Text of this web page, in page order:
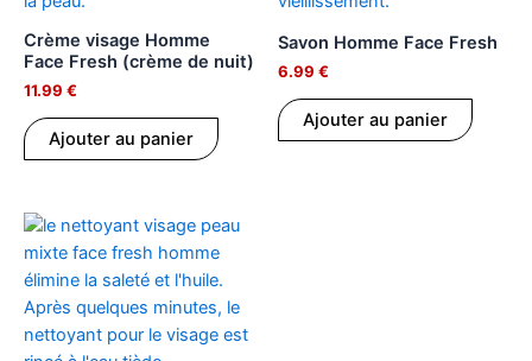
Crème visage Homme
Face Fresh (crème de nuit)
11.99 €
Ajouter au panier
Savon Homme Face Fresh
6.99 €
Ajouter au panier